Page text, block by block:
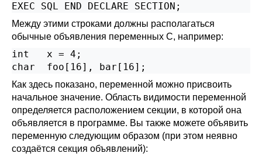
EXEC SQL END DECLARE SECTION;
Между этими строками должны располагаться
обычные объявления переменных C, например:
int   x = 4;
char  foo[16], bar[16];
Как здесь показано, переменной можно присвоить
начальное значение. Область видимости переменной
определяется расположением секции, в которой она
объявляется в программе. Вы также можете объявить
переменную следующим образом (при этом неявно
создаётся секция объявлений):